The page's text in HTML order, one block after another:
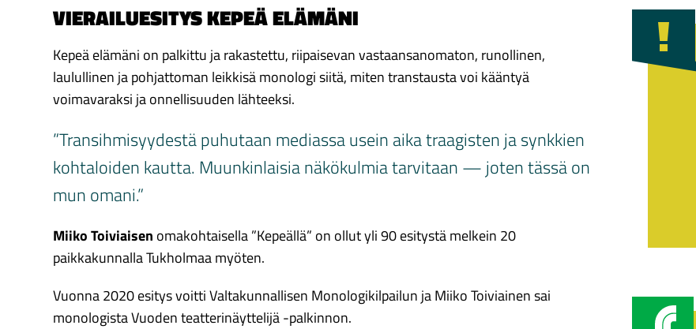
VIERAILUESITYSKEPEÄ ELÄMÄNI
Kepeä elämäni on palkittu ja rakastettu, riipaisevan vastaansanomaton, runollinen,
laulullinen ja pohjattoman leikkisä monologi siitä, miten transtausta voi kääntyä
voimavaraksi ja onnellisuuden lähteeksi.
”Transihmisyydestä puhutaan mediassa usein aika traagisten ja synkkien
kohtaloiden kautta. Muunkinlaisia näkökulmia tarvitaan — joten tässä on
mun omani.”
Miiko Toiviaisen omakohtaisella ”Kepeällä” on ollut yli 90 esitystä melkein 20
paikkakunnalla Tukholmaa myöten.
Vuonna 2020 esitys voitti Valtakunnallisen Monologikilpailun ja Miiko Toiviainen sai
monologista Vuoden teatterinäyttelijä -palkinnon.